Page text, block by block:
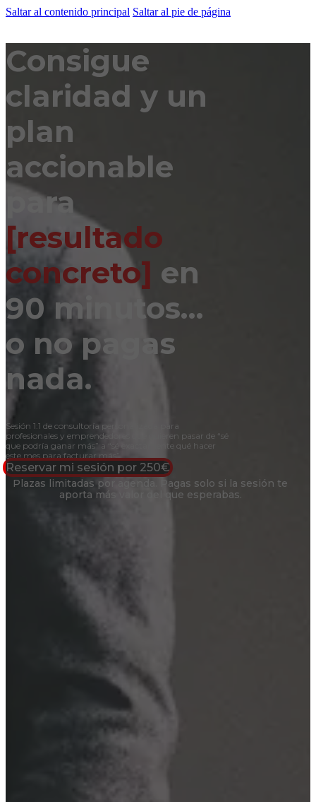
Saltar al contenido principal Saltar al pie de página
Consigue
claridad y un
plan
accionable
para
[resultado
concreto] en
90 minutos…
o no pagas
nada.
Sesión 1:1 de consultoría personalizada para
profesionales y emprendedores que quieren pasar de “sé
que podría ganar más” a “sé exactamente qué hacer
este mes para facturar más”.
Reservar mi sesión por 250€
Plazas limitadas por agenda. Pagas solo si la sesión te
aporta más valor del que esperabas.